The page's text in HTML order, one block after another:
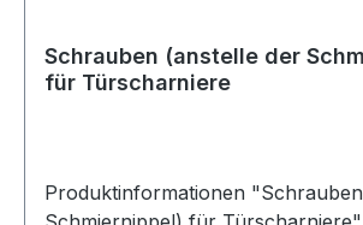
Schrauben (anstelle der
für Türscharniere
Produktinformationen